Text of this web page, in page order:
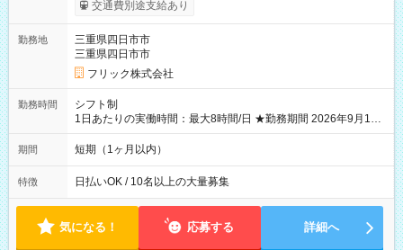
り稼げます♪ 【試用期間】試用期間なし
交通費別途支給あり
勤務地
三重県四日市市
三重県四日市市
フリック株式会社
勤務時間
シフト制
1日あたりの実働時間：最大8時間/日 ★勤務期間 2026年9月16
日~2026年10月23日 短期勤務OK! 期間中フル勤務できる方優遇
※週3~5日勤務(勤務日数応相談) ※期間前から勤務スタートも可
り ※夜勤シフトあり
期間 短期（1ヶ月以内）
特徴 日払いOK / 10名以上の大量募集
気になる！ 応募する 詳細へ